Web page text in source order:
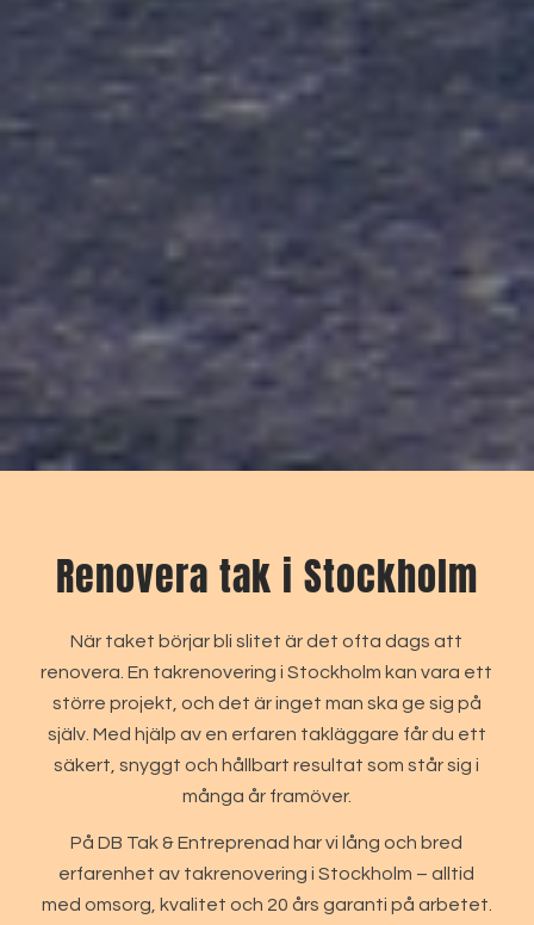
Renovera tak i Stockholm
När taket börjar bli slitet är det ofta dags att
renovera. En takrenovering i Stockholm kan vara ett
större projekt, och det är inget man ska ge sig på
själv. Med hjälp av en erfaren takläggare får du ett
säkert, snyggt och hållbart resultat som står sig i
många år framöver.
På DB Tak & Entreprenad har vi lång och bred
erfarenhet av takrenovering i Stockholm – alltid
med omsorg, kvalitet och 20 års garanti på arbetet.